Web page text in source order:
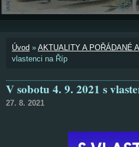
Úvod » AKTUALITY A POŘÁDANÉ
vlastenci na Říp
V sobotu 4. 9. 2021 s
27. 8. 2021